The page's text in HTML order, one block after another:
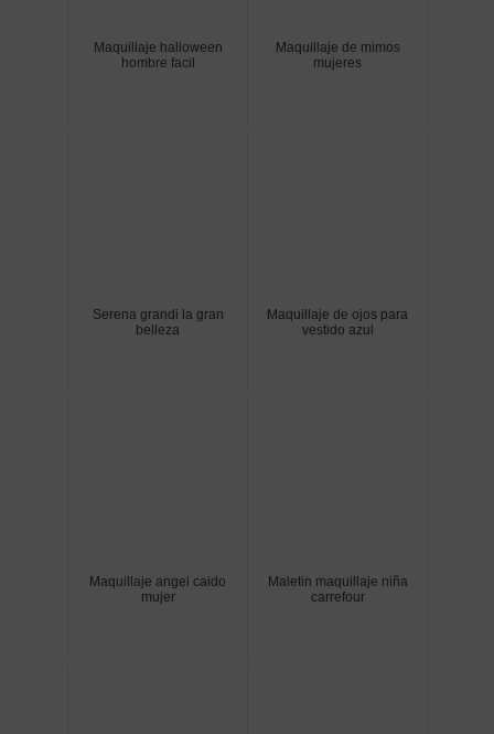
Maquillaje halloween
hombre facil
Maquillaje de mimos
mujeres
Serena grandi la gran
belleza
Maquillaje de ojos para
vestido azul
Maquillaje angel caido
mujer
Maletin maquillaje niña
carrefour